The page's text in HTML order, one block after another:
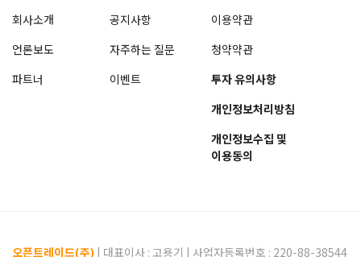
회사소개
언론보도
파트너
공지사항
자주하는 질문
이벤트
이용약관
청약약관
투자 유의사항
개인정보처리방침
개인정보수집 및
이용동의
오픈트레이드(주) | 대표이사 : 고용기 | 사업자등록번호 : 220-88-38544